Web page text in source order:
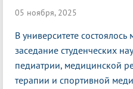
05 ноября, 2025
В университете
заседание студенческих
педиатрии, медицинской
терапии и спортивной